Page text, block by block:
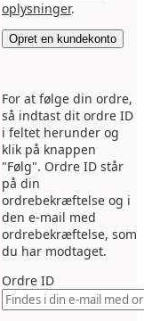
oplysninger.
Opret en kundekonto
For at følge din ordre,
så indtast dit ordre ID
i feltet herunder og
klik på knappen
"Følg". Ordre ID står
på din
ordrebekræftelse og i
den e-mail med
ordrebekræftelse, som
du har modtaget.
Ordre ID